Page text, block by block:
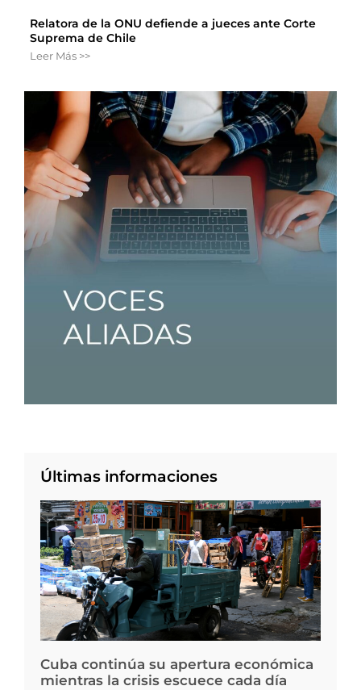
Relatora de la ONU defiende a jueces ante Corte
Suprema de Chile
Leer Más >>
Últimas informaciones
Cuba continúa su apertura económica
mientras la crisis escuece cada día